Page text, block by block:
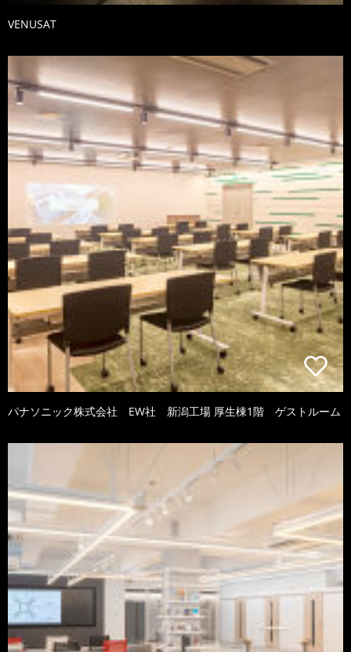
VENUSAT
パナソニック株式会社 EW社 新潟工場 厚生棟1階 ゲストルーム